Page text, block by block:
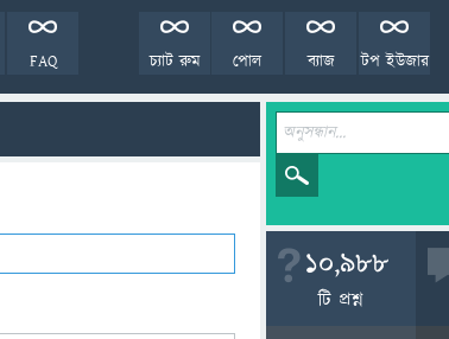
FAQ টপ ইউজার
ব্যাজ
পোল
চ্যাট রুম
10,988
টি প্রশ্ন